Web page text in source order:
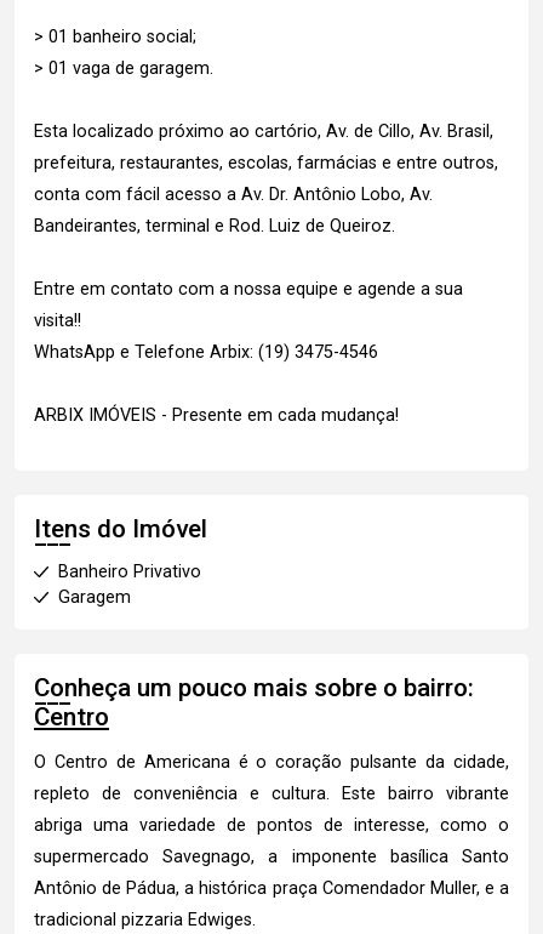
> 01 banheiro social;
> 01 vaga de garagem.
Esta localizado próximo ao cartório, Av. de Cillo, Av. Brasil,
prefeitura, restaurantes, escolas, farmácias e entre outros,
conta com fácil acesso a Av. Dr. Antônio Lobo, Av.
Bandeirantes, terminal e Rod. Luiz de Queiroz.
Entre em contato com a nossa equipe e agende a sua
visita!!
WhatsApp e Telefone Arbix: (19) 3475-4546
ARBIX IMÓVEIS - Presente em cada mudança!
Itens do Imóvel
Banheiro Privativo
Garagem
Conheça um pouco mais sobre o bairro:
Centro
O Centro de Americana é o coração pulsante da cidade,
repleto de conveniência e cultura. Este bairro vibrante
abriga uma variedade de pontos de interesse, como o
supermercado Savegnago, a imponente basílica Santo
Antônio de Pádua, a histórica praça Comendador Muller, e a
tradicional pizzaria Edwiges.